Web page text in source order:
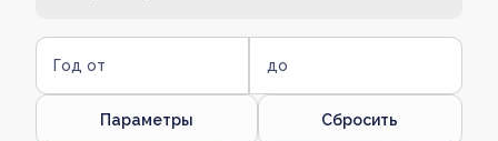
Год от до
Параметры Сбросить